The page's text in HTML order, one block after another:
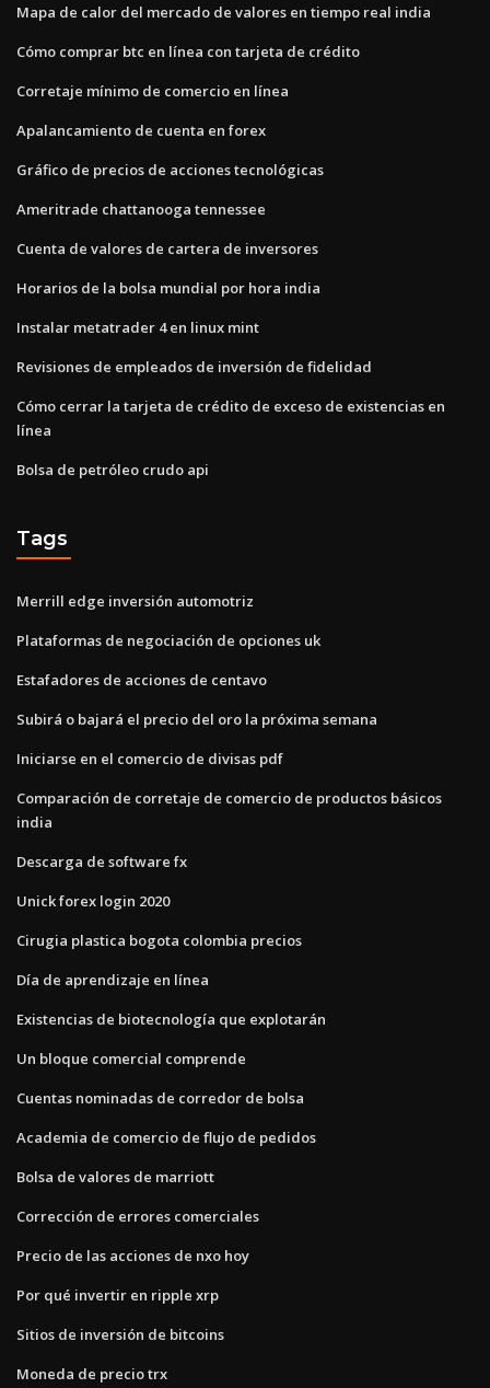
Mapa de calor del mercado de valores en tiempo real india
Cómo comprar btc en línea con tarjeta de crédito
Corretaje mínimo de comercio en línea
Apalancamiento de cuenta en forex
Gráfico de precios de acciones tecnológicas
Ameritrade chattanooga tennessee
Cuenta de valores de cartera de inversores
Horarios de la bolsa mundial por hora india
Instalar metatrader 4 en linux mint
Revisiones de empleados de inversión de fidelidad
Cómo cerrar la tarjeta de crédito de exceso de existencias en
línea
Bolsa de petróleo crudo api
Tags
Merrill edge inversión automotriz
Plataformas de negociación de opciones uk
Estafadores de acciones de centavo
Subirá o bajará el precio del oro la próxima semana
Iniciarse en el comercio de divisas pdf
Comparación de corretaje de comercio de productos básicos
india
Descarga de software fx
Unick forex login 2020
Cirugia plastica bogota colombia precios
Día de aprendizaje en línea
Existencias de biotecnología que explotarán
Un bloque comercial comprende
Cuentas nominadas de corredor de bolsa
Academia de comercio de flujo de pedidos
Bolsa de valores de marriott
Corrección de errores comerciales
Precio de las acciones de nxo hoy
Por qué invertir en ripple xrp
Sitios de inversión de bitcoins
Moneda de precio trx